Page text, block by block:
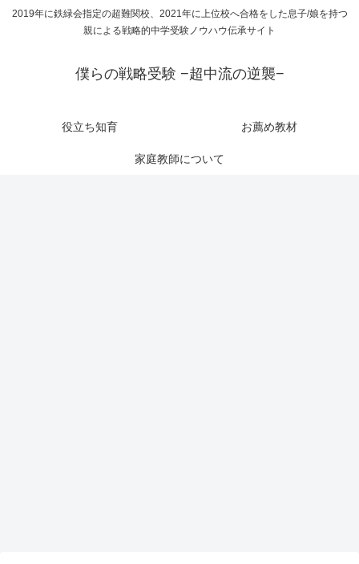
2019年に鉄緑会指定の超難関校、2021年に上位校へ合格をした息子/娘を持つ
親による戦略的中学受験ノウハウ伝承サイト
僕らの戦略受験 −超中流の逆襲−
役立ち知育 お薦め教材
家庭教師について